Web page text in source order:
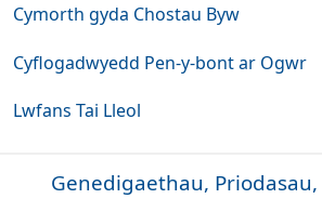
Cymorth gyda Chostau Byw
Cyflogadwyedd Pen-y-bont ar Ogwr
Lwfans Tai Lleol
Genedigaethau,